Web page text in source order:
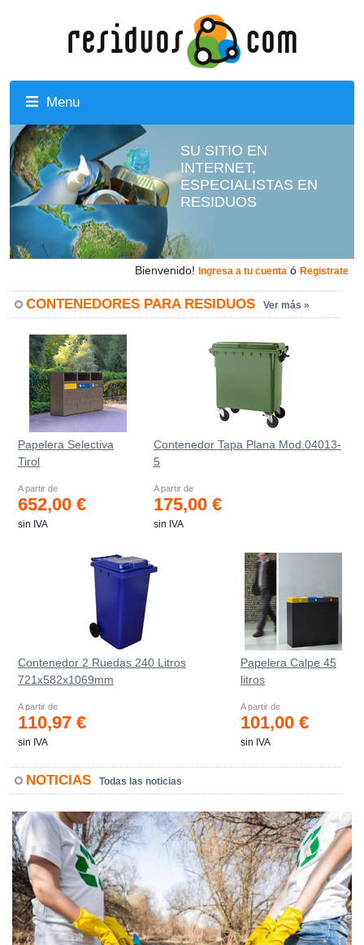
Menu
SU SITIO EN
INTERNET,
ESPECIALISTAS EN
RESIDUOS
Bienvenido! Ingresa a tu cuenta ó Registrate
CONTENEDORES PARA RESIDUOS Ver más »
Papelera Selectiva
Tirol
A partir de
652,00 €
sin IVA
Contenedor Tapa Plana Mod.04013-
5
A partir de
175,00 €
sin IVA
Contenedor 2 Ruedas 240 Litros
721х582х1069mm
A partir de
110,97 €
sin IVA
Papelera Calpe 45
litros
A partir de
101,00 €
sin IVA
NOTICIAS Todas las noticias